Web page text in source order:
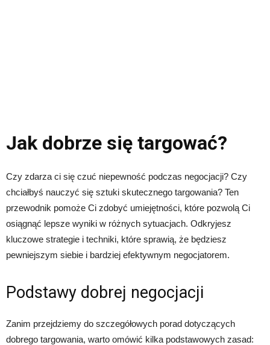
Jak dobrze się targować?
Czy zdarza ci się czuć niepewność podczas negocjacji? Czy
chciałbyś nauczyć się sztuki skutecznego targowania? Ten
przewodnik pomoże Ci zdobyć umiejętności, które pozwolą Ci
osiągnąć lepsze wyniki w różnych sytuacjach. Odkryjesz
kluczowe strategie i techniki, które sprawią, że będziesz
pewniejszym siebie i bardziej efektywnym negocjatorem.
Podstawy dobrej negocjacji
Zanim przejdziemy do szczegółowych porad dotyczących
dobrego targowania, warto omówić kilka podstawowych zasad: